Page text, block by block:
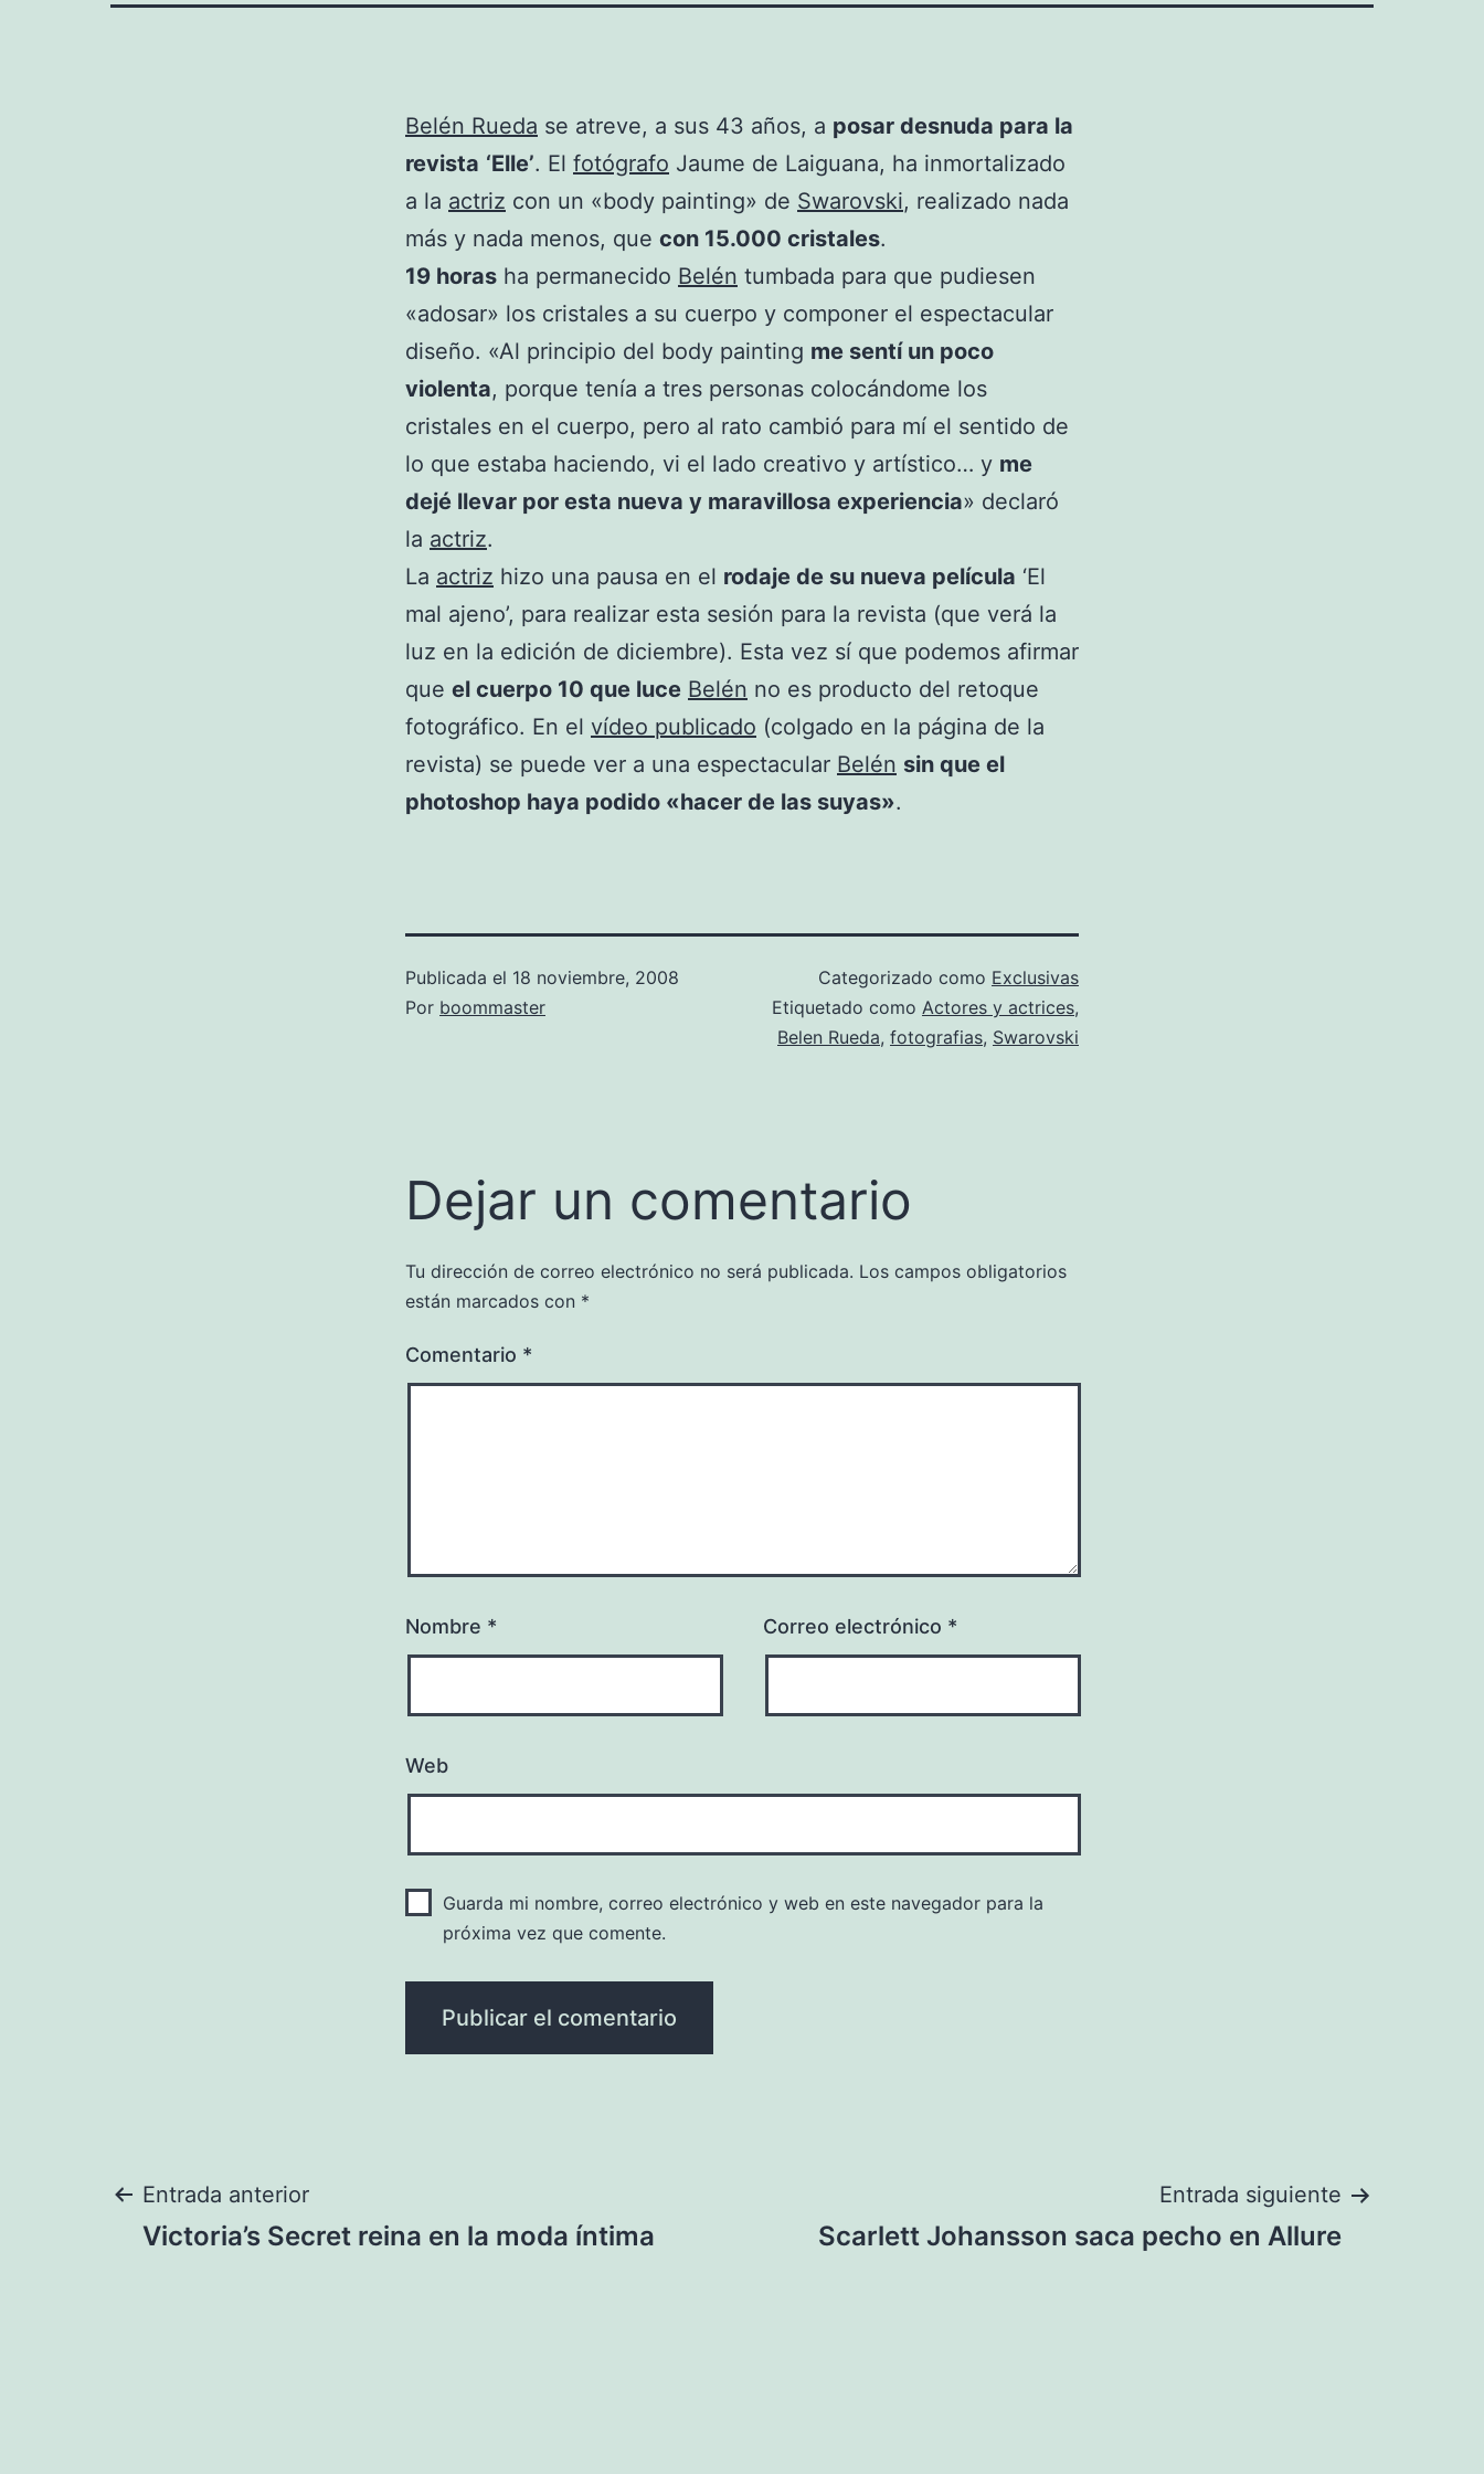
Belén Rueda se atreve, a sus 43 años, a posar desnuda para la
revista ‘Elle’. El fotógrafo Jaume de Laiguana, ha inmortalizado
a la actriz con un «body painting» de Swarovski, realizado nada
más y nada menos, que con 15.000 cristales.
19 horas ha permanecido Belén tumbada para que pudiesen
«adosar» los cristales a su cuerpo y componer el espectacular
diseño. «Al principio del body painting me sentí un poco
violenta, porque tenía a tres personas colocándome los
cristales en el cuerpo, pero al rato cambió para mí el sentido de
lo que estaba haciendo, vi el lado creativo y artístico… y me
dejé llevar por esta nueva y maravillosa experiencia» declaró
la actriz.
La actriz hizo una pausa en el rodaje de su nueva película ‘El
mal ajeno’, para realizar esta sesión para la revista (que verá la
luz en la edición de diciembre). Esta vez sí que podemos afirmar
que el cuerpo 10 que luce Belén no es producto del retoque
fotográfico. En el vídeo publicado (colgado en la página de la
revista) se puede ver a una espectacular Belén sin que el
photoshop haya podido «hacer de las suyas».
Publicada el 18 noviembre, 2008
Por boommaster
Categorizado como Exclusivas
Etiquetado como Actores y actrices,
Belen Rueda, fotografias, Swarovski
Dejar un comentario
Tu dirección de correo electrónico no será publicada. Los campos obligatorios
están marcados con *
Comentario *
Nombre * Correo electrónico *
Web
Guarda mi nombre, correo electrónico y web en este navegador para la
próxima vez que comente.
Navegación
Entrada anterior
Victoria’s Secret reina en la moda íntima
Entrada siguiente
Scarlett Johansson saca pecho en Allure